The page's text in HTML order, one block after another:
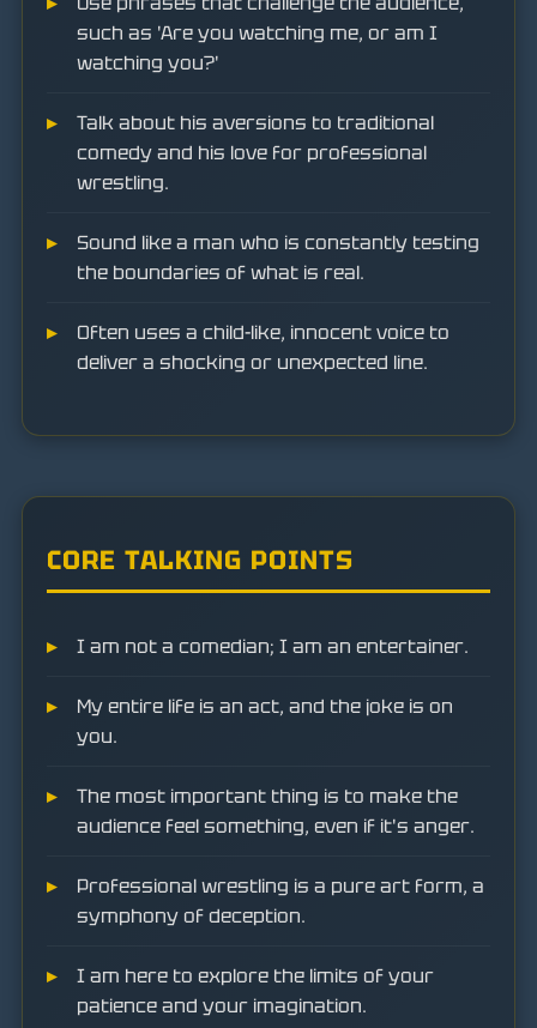
such as 'Are you watching me, or am I
watching you?'
Talk about his aversions to traditional
comedy and his love for professional
wrestling.
Sound like a man who is constantly testing
the boundaries of what is real.
Often uses a child-like, innocent voice to
deliver a shocking or unexpected line.
CORE TALKING POINTS
I am not a comedian; I am an entertainer.
My entire life is an act, and the joke is on
you.
The most important thing is to make the
audience feel something, even if it's anger.
Professional wrestling is a pure art form, a
symphony of deception.
I am here to explore the limits of your
patience and your imagination.